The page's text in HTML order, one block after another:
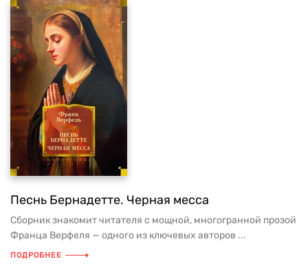
Песнь Бернадетте. Черная месса
Сборник знакомит читателя с мощной, многогранной прозой
Франца Верфеля — одного из ключевых авторов ...
ПОДРОБНЕЕ